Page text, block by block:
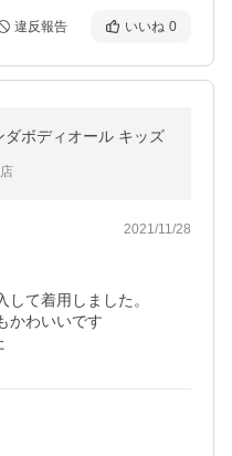
違反報告 いいね 0
ボディオール キッズ
2021/11/28
て着用しました。
かわいいです